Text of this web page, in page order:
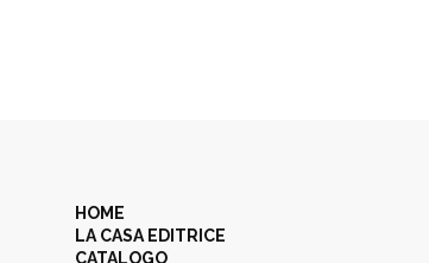
HOME
LA CASA EDITRICE
CATALOGO